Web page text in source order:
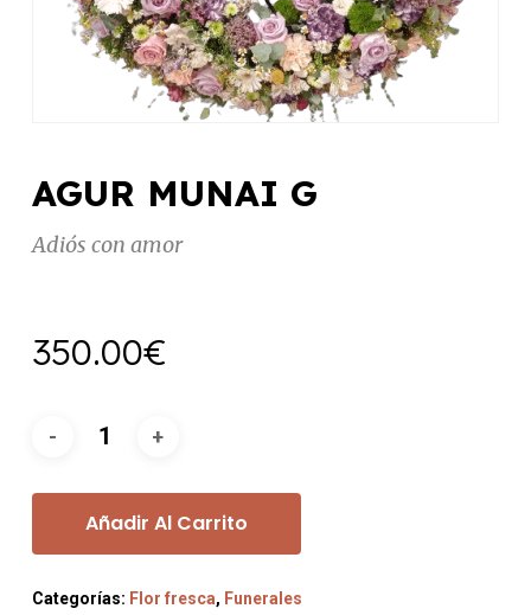
AGUR MUNAI G
Adiós con amor
350.00€
Añadir Al Carrito
Categorías: Flor fresca, Funerales